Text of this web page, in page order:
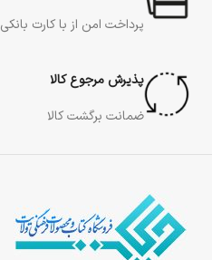
پرداخت امن از با کارت بانکی
پذیرش مرجوع کالا
ضمانت برگشت کالا